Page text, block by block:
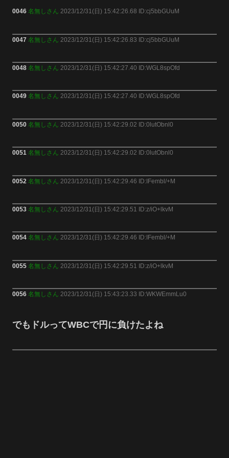
0046 名無しさん 2023/12/31(日) 15:42:26.68 ID:cj5bbGUuM
0047 名無しさん 2023/12/31(日) 15:42:26.83 ID:cj5bbGUuM
0048 名無しさん 2023/12/31(日) 15:42:27.40 ID:WGL8spOfd
0049 名無しさん 2023/12/31(日) 15:42:27.40 ID:WGL8spOfd
0050 名無しさん 2023/12/31(日) 15:42:29.02 ID:0lutObnl0
0051 名無しさん 2023/12/31(日) 15:42:29.02 ID:0lutObnl0
0052 名無しさん 2023/12/31(日) 15:42:29.46 ID:IFembl/+M
0053 名無しさん 2023/12/31(日) 15:42:29.51 ID:z/iO+lkvM
0054 名無しさん 2023/12/31(日) 15:42:29.46 ID:IFembl/+M
0055 名無しさん 2023/12/31(日) 15:42:29.51 ID:z/iO+lkvM
0056 名無しさん 2023/12/31(日) 15:43:23.33 ID:WKWEmmLu0
でもドルってWBCで円に負けたよね